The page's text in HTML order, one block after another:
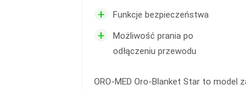
+ Funkcje bezpieczeństwa
+
Możliwość prania po
odłączeniu przewodu
ORO-MED Oro-Blanket Star to model